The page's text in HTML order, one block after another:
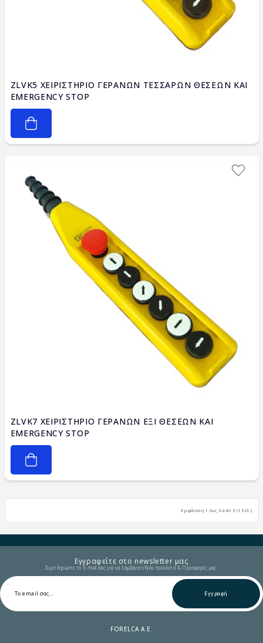
ZLVK5 ΧΕΙΡΙΣΤΗΡΙΟ ΓΕΡΑΝΩΝ ΤΕΣΣΑΡΩΝ ΘΕΣΕΩΝ ΚΑΙ
EMERGENCY STOP
ZLVK7 ΧΕΙΡΙΣΤΗΡΙΟ ΓΕΡΑΝΩΝ ΕΞΙ ΘΕΣΕΩΝ ΚΑΙ
EMERGENCY STOP
Εμφάνιση 1 έως 3 από 3 (1 Σελ.)
Εγγραφείτε στο newsletter μας
Συμπληρώστε το E-mail σας για να λαμβάνετε Νέα προϊόντα & Προσφορές μας.
Εγγραφή
FORELCA A.E.